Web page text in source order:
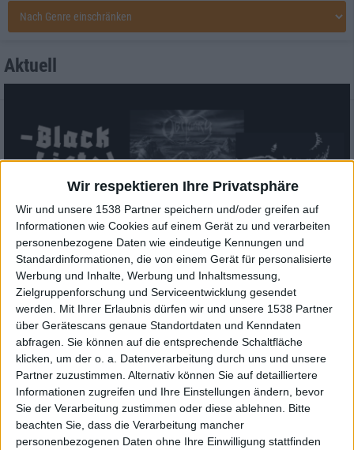
Wir respektieren Ihre Privatsphäre
Wir und unsere 1538 Partner speichern und/oder greifen auf
Informationen wie Cookies auf einem Gerät zu und verarbeiten
personenbezogene Daten wie eindeutige Kennungen und
Standardinformationen, die von einem Gerät für personalisierte
Werbung und Inhalte, Werbung und Inhaltsmessung,
Zielgruppenforschung und Serviceentwicklung gesendet
werden.
Mit Ihrer Erlaubnis dürfen wir und unsere 1538 Partner
über Gerätescans genaue Standortdaten und Kenndaten
abfragen. Sie können auf die entsprechende Schaltfläche
klicken, um der o. a. Datenverarbeitung durch uns und unsere
Partner zuzustimmen. Alternativ können Sie auf detailliertere
Informationen zugreifen und Ihre Einstellungen ändern, bevor
Sie der Verarbeitung zustimmen oder diese ablehnen.
Bitte
beachten Sie, dass die Verarbeitung mancher
personenbezogenen Daten ohne Ihre Einwilligung stattfinden
Aktuell
Black Listed Friday – Die 6+6+6 der Woche
Vocals sind wichtig: Hier kommen Stars, Statements und Stammhalter des
Gesangs.